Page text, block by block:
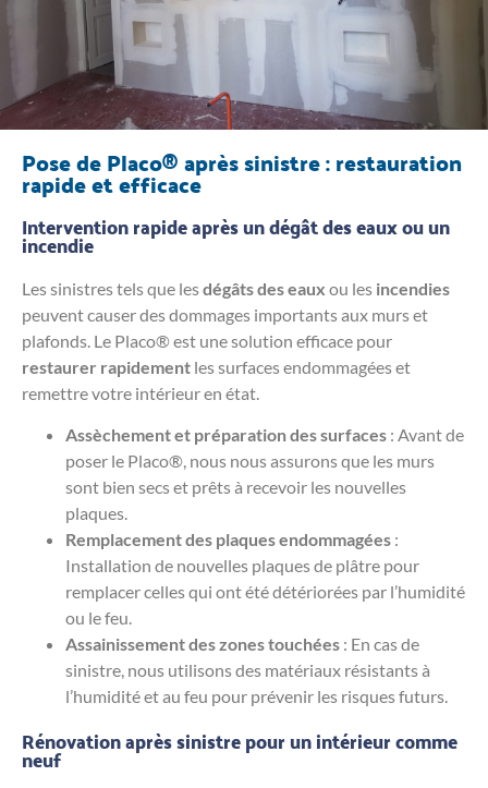
Pose de Placo® après sinistre : restauration
rapide et efficace
Intervention rapide après un dégât des eaux ou un
incendie
Les sinistres tels que lesdégâts des eaux ou les incendies
peuvent causer des dommages importants aux murs et
plafonds. Le Placo® est une solution efficace pour
restaurer rapidement les surfaces endommagées et
remettre votre intérieur en état.
Assèchement et préparation des surfaces : Avant de
poser le Placo®, nous nous assurons que les murs
sont bien secs et prêts à recevoir les nouvelles
plaques.
Remplacement des plaques endommagées :
Installation de nouvelles plaques de plâtre pour
remplacer celles qui ont été détériorées par l’humidité
ou le feu.
Assainissement des zones touchées : En cas de
sinistre, nous utilisons des matériaux résistants à
l’humidité et au feu pour prévenir les risques futurs.
Rénovation après sinistre pour un intérieur comme
neuf